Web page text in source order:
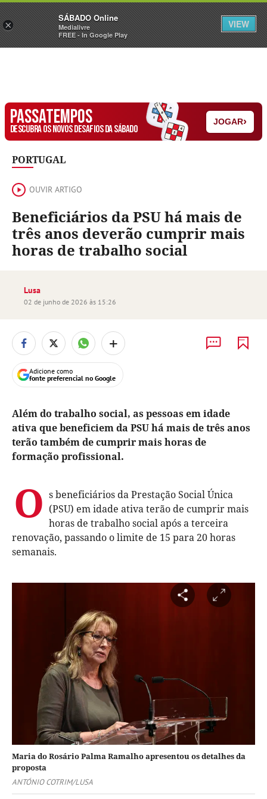
Sábado Assine Iniciar Sessão
PASSATEMPOS
DESCUBRA OS NOVOS DESAFIOS DA SÁBADO
JOGAR›
PORTUGAL
OUVIR ARTIGO
Beneficiários da PSU há mais de
três anos deverão cumprir mais
horas de trabalho social
Lusa
02 de junho de 2026 às 15:26
+
Adicione como
fonte preferencial no Google
Além do trabalho social, as pessoas em idade
ativa que beneficiem da PSU há mais de três anos
terão também de cumprir mais horas de
formação profissional.
O s beneficiários da Prestação Social Única
(PSU) em idade ativa terão de cumprir mais
horas de trabalho social após a terceira
renovação, passando o limite de 15 para 20 horas
semanais.
Maria do Rosário Palma Ramalho apresentou os detalhes da
proposta
ANTÓNIO COTRIM/LUSA
×
SÁBADO Online
Medialivre
FREE - In Google Play
VIEW